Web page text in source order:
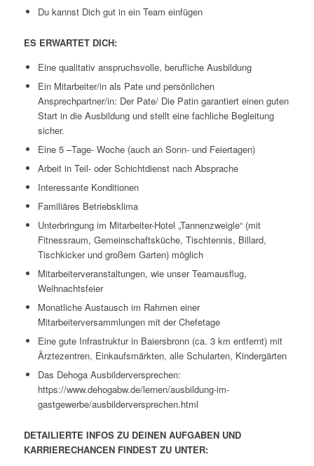
Du kannst Dich gut in ein Team einfügen
ES ERWARTET DICH:
Eine qualitativ anspruchsvolle, berufliche Ausbildung
Ein Mitarbeiter/in als Pate und persönlichen
Ansprechpartner/in: Der Pate/ Die Patin garantiert einen guten
Start in die Ausbildung und stellt eine fachliche Begleitung
sicher.
Eine 5 –Tage- Woche (auch an Sonn- und Feiertagen)
Arbeit in Teil- oder Schichtdienst nach Absprache
Interessante Konditionen
Familiäres Betriebsklima
Unterbringung im Mitarbeiter-Hotel „Tannenzweigle“ (mit
Fitnessraum, Gemeinschaftsküche, Tischtennis, Billard,
Tischkicker und großem Garten) möglich
Mitarbeiterveranstaltungen, wie unser Teamausflug,
Weihnachtsfeier
Monatliche Austausch im Rahmen einer
Mitarbeiterversammlungen mit der Chefetage
Eine gute Infrastruktur in Baiersbronn (ca. 3 km entfernt) mit
Ärztezentren, Einkaufsmärkten, alle Schularten, Kindergärten
Das Dehoga Ausbilderversprechen:
https://www.dehogabw.de/lernen/ausbildung-im-
gastgewerbe/ausbilderversprechen.html
DETAILIERTE INFOS ZU DEINEN AUFGABEN UND
KARRIERECHANCEN FINDEST ZU UNTER: